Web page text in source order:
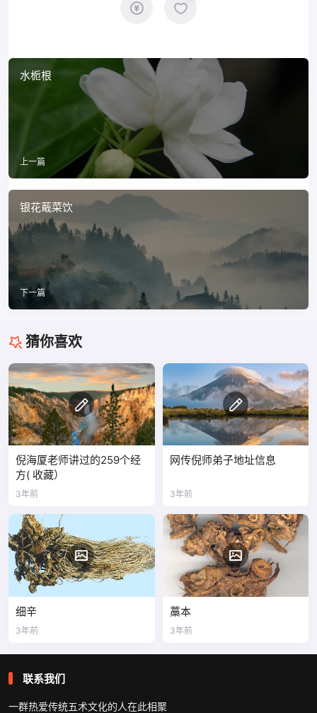
水栀根
上一篇
银花蕺菜饮
下一篇
猜你喜欢
倪海厦老师讲过的259个经
方( 收藏）
3年前
网传倪师弟子地址信息
3年前
细辛
3年前
藁本
3年前
联系我们
一群热爱传统五术文化的人在此相聚